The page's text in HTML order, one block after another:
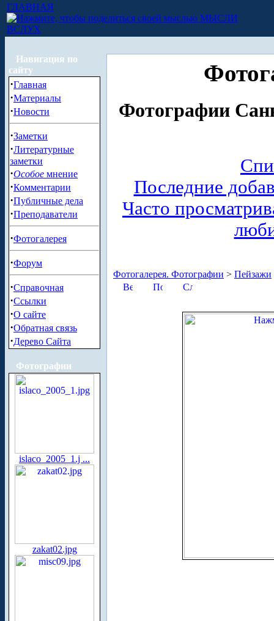
ГЛАВНАЯ
МЫСЛИ
ВСЛУХ
Навигация по
сайту
·Главная
·Материалы
·Новости
·Заметки
·Литературные
заметки
·Особое мнение
·Комментарии
·Публичные дела
·Преподаватели
·Фотогалерея
·Форум
·Справочная
·Ссылки
·О сайте
·Обратная связь
·Дерево Сайта
Фотографии
islaco_2005_1.j ...
zakat02.jpg
Фотографии
Последние
Часто
Фотогалерея. Фотографии > Пейзажи